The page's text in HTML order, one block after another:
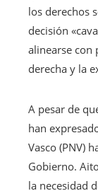
los derechos
decisión
alinearse con
derecha y la
A pesar de
han
Vasco (PNV)
Gobierno.
la necesidad